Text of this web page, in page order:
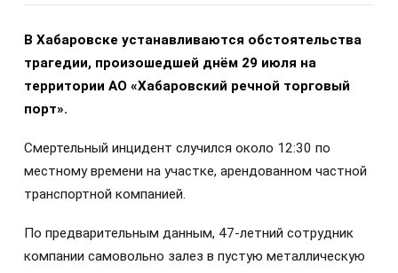
В Хабаровске устанавливаются обстоятельства
трагедии, произошедшей днём 29 июля на
территории АО «Хабаровский речной торговый
порт».
Смертельный инцидент случился около 12:30 по
местному времени на участке, арендованном частной
транспортной компанией.
По предварительным данным, 47-летний сотрудник
компании самовольно залез в пустую металлическую